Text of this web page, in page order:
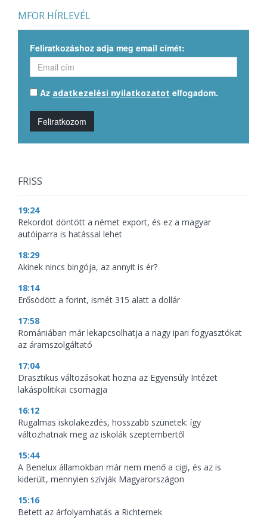
MFOR HÍRLEVÉL
Feliratkozáshoz adja meg email címét:
Az adatkezelési nyilatkozatot elfogadom.
Feliratkozom
FRISS
19:24
Rekordot döntött a német export, és ez a magyar
autóiparra is hatással lehet
18:29
Akinek nincs bingója, az annyit is ér?
18:14
Erősödött a forint, ismét 315 alatt a dollár
17:58
Romániában már lekapcsolhatja a nagy ipari fogyasztókat
az áramszolgáltató
17:04
Drasztikus változásokat hozna az Egyensúly Intézet
lakáspolitikai csomagja
16:12
Rugalmas iskolakezdés, hosszabb szünetek: így
változhatnak meg az iskolák szeptembertől
15:44
A Benelux államokban már nem menő a cigi, és az is
kiderült, mennyien szívják Magyarországon
15:16
Betett az árfolyamhatás a Richternek